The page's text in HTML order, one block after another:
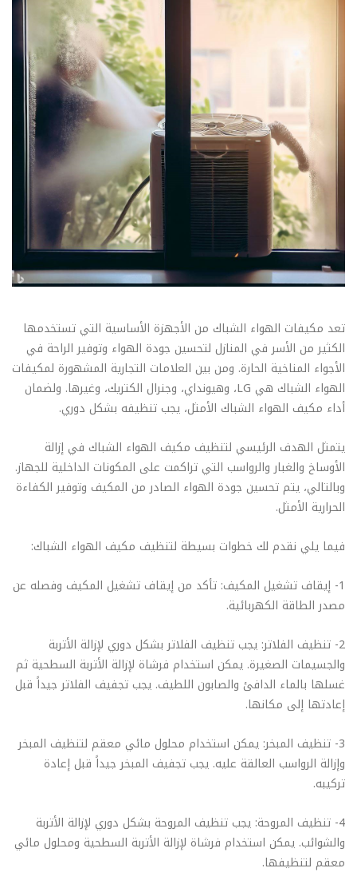
تعد مكيفات الهواء الشباك من الأجهزة الأساسية التي تستخدمها
الكثير من الأسر في المنازل لتحسين جودة الهواء وتوفير الراحة في
الأجواء المناخية الحارة. ومن بين العلامات التجارية المشهورة لمكيفات
الهواء الشباك هي LG، وهيونداي، وجنرال الكتريك، وغيرها. ولضمان
أداء مكيف الهواء الشباك الأمثل، يجب تنظيفه بشكل دوري.
يتمثل الهدف الرئيسي لتنظيف مكيف الهواء الشباك في إزالة
الأوساخ والغبار والرواسب التي تراكمت على المكونات الداخلية للجهاز.
وبالتالي، يتم تحسين جودة الهواء الصادر من المكيف وتوفير الكفاءة
الحرارية الأمثل.
فيما يلي نقدم لك خطوات بسيطة لتنظيف مكيف الهواء الشباك:
1- إيقاف تشغيل المكيف: تأكد من إيقاف تشغيل المكيف وفصله عن
مصدر الطاقة الكهربائية.
2- تنظيف الفلاتر: يجب تنظيف الفلاتر بشكل دوري لإزالة الأتربة
والجسيمات الصغيرة. يمكن استخدام فرشاة لإزالة الأتربة السطحية ثم
غسلها بالماء الدافئ والصابون اللطيف. يجب تجفيف الفلاتر جيداً قبل
إعادتها إلى مكانها.
3- تنظيف المبخر: يمكن استخدام محلول مائي معقم لتنظيف المبخر
وإزالة الرواسب العالقة عليه. يجب تجفيف المبخر جيداً قبل إعادة
تركيبه.
4- تنظيف المروحة: يجب تنظيف المروحة بشكل دوري لإزالة الأتربة
والشوائب. يمكن استخدام فرشاة لإزالة الأتربة السطحية ومحلول مائي
معقم لتنظيفها.